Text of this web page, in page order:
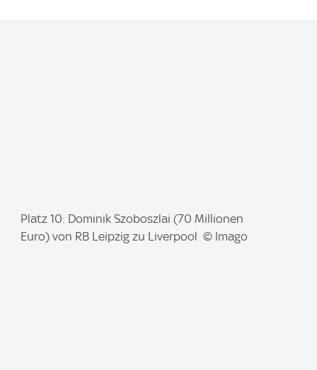
m
Platz 10: Dominik Szoboszlai (70 Millionen
Euro) von RB Leipzig zu Liverpool © Imago